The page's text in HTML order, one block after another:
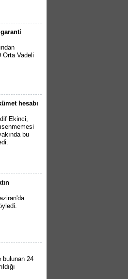
garanti
Orta Vadeli
hesabı
Ekinci,
bu
bulunan 24